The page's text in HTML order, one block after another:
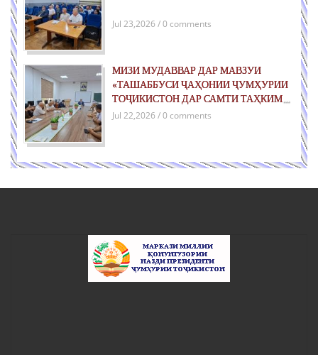
Jul 23,2026 / 0 comments
МИЗИ МУДАВВАР ДАР МАВЗУИ
«ТАШАББУСИ ҶАҲОНИИ ҶУМҲУРИИ
ТОҶИКИСТОН ДАР САМТИ ТАҲКИМИ
СУЛҲ БАРОИ НАСЛҲОИ ОЯНДА»
Jul 22,2026 / 0 comments